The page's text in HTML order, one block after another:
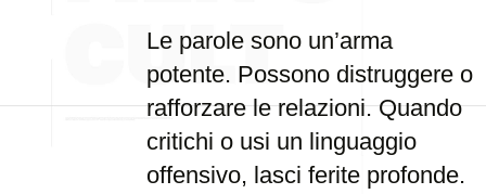
Le parole sono un’arma
potente. Possono distruggere o
rafforzare le relazioni. Quando
critichi o usi un linguaggio
offensivo, lasci ferite profonde.